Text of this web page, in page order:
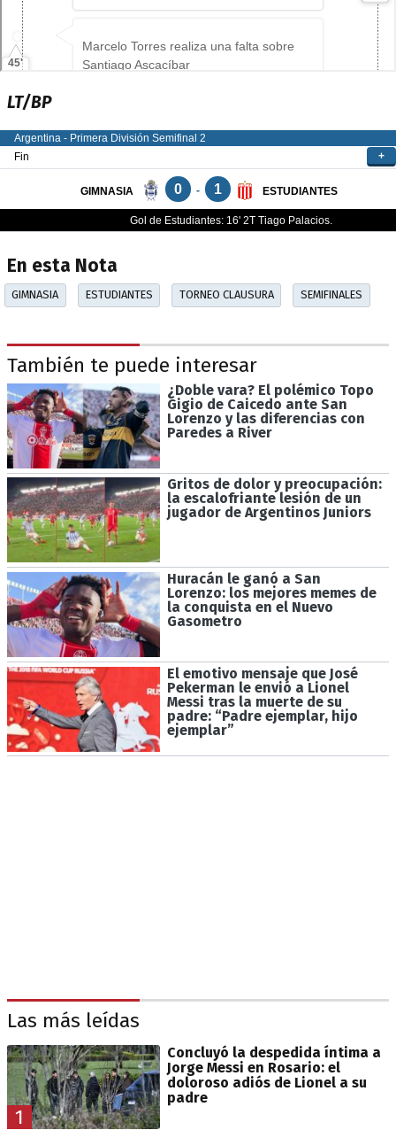
LT/BP
En esta Nota
GIMNASIA ESTUDIANTES TORNEO CLAUSURA SEMIFINALES
También te puede interesar
¿Doble vara? El polémico Topo
Gigio de Caicedo ante San
Lorenzo y las diferencias con
Paredes a River
Gritos de dolor y preocupación:
la escalofriante lesión de un
jugador de Argentinos Juniors
Huracán le ganó a San
Lorenzo: los mejores memes de
la conquista en el Nuevo
Gasometro
El emotivo mensaje que José
Pekerman le envió a Lionel
Messi tras la muerte de su
padre: “Padre ejemplar, hijo
ejemplar”
Las más leídas
1
Concluyó la despedida íntima a
Jorge Messi en Rosario: el
doloroso adiós de Lionel a su
padre